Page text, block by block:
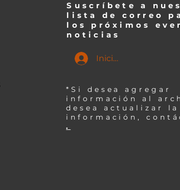
Suscríbete a
lista de correo
los próximos
noticias
Iniciar sesión
*Si desea agregar
información al
desea actualizar la
información,
.